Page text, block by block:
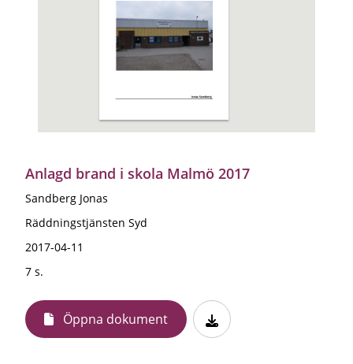
Anlagd brand i skola Malmö 2017
Sandberg Jonas
Räddningstjänsten Syd
2017-04-11
7 s.
Öppna dokument